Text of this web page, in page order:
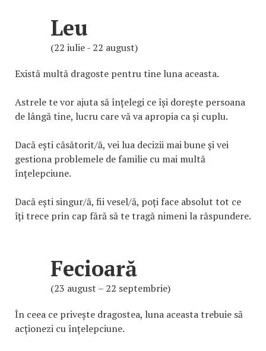
Leu
(22 iulie - 22 august)
Există multă dragoste pentru tine luna aceasta.
Astrele te vor ajuta să înțelegi ce își dorește persoana
de lângă tine, lucru care vă va apropia ca și cuplu.
Dacă ești căsătorit/ă, vei lua decizii mai bune și vei
gestiona problemele de familie cu mai multă
înțelepciune.
Dacă ești singur/ă, fii vesel/ă, poți face absolut tot ce
îți trece prin cap fără să te tragă nimeni la răspundere.
Fecioară
(23 august – 22 septembrie)
În ceea ce privește dragostea, luna aceasta trebuie să
acționezi cu înțelepciune.